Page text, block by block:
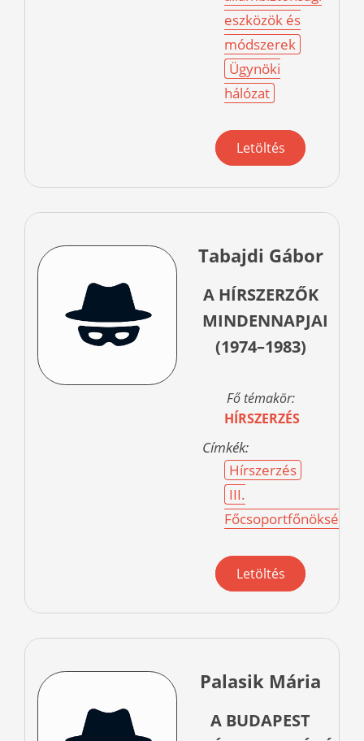
eszközök és
módszerek
Ügynöki
hálózat
Letöltés
Tabajdi Gábor
A HÍRSZERZŐK
MINDENNAPJAI
(1974–1983)
Fő témakör:
HÍRSZERZÉS
Címkék:
Hírszerzés
III.
Főcsoportfőnökség
Letöltés
Palasik Mária
A BUDAPEST